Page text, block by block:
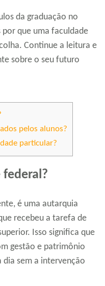
da graduação no
que uma faculdade
Continue a leitura e
sobre o seu futuro
pelos alunos?
particular?
federal?
é uma autarquia
recebeu a tarefa de
Isso significa que
gestão e patrimônio
sem a intervenção